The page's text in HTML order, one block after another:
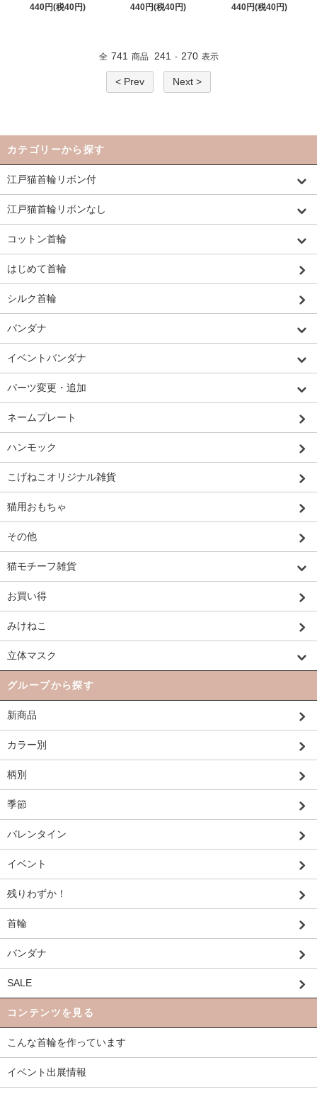
440円(税40円) 440円(税40円) 440円(税40円)
全 741 商品 241 - 270 表示
< Prev Next >
カテゴリーから探す
江戸猫首輪リボン付
江戸猫首輪リボンなし
コットン首輪
はじめて首輪
シルク首輪
バンダナ
イベントバンダナ
パーツ変更・追加
ネームプレート
ハンモック
こげねこオリジナル雑貨
猫用おもちゃ
その他
猫モチーフ雑貨
お買い得
みけねこ
立体マスク
グループから探す
新商品
カラー別
柄別
季節
バレンタイン
イベント
残りわずか！
首輪
バンダナ
SALE
コンテンツを見る
こんな首輪を作っています
イベント出展情報